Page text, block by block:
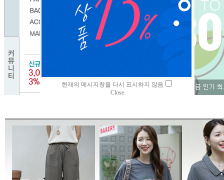
현재의 메시지창을 다시 표시하지 않음
Close